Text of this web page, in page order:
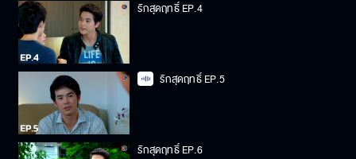
รักสุดฤทธิ์ EP.4
รักสุดฤทธิ์ EP.5
รักสุดฤทธิ์ EP.6